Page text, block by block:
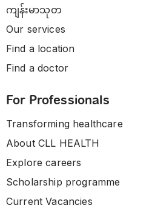
ကျန်းမာသုတ
Our services
Find a location
Find a doctor
For Professionals
Transforming healthcare
About CLL HEALTH
Explore careers
Scholarship programme
Current Vacancies